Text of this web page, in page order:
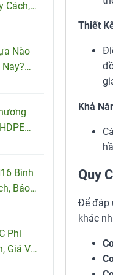
Thiết
Khả
Quy
Để đáp
khác
Cách,
Nào
Và
Bình
Báo
Phi
Giá Và
Cho